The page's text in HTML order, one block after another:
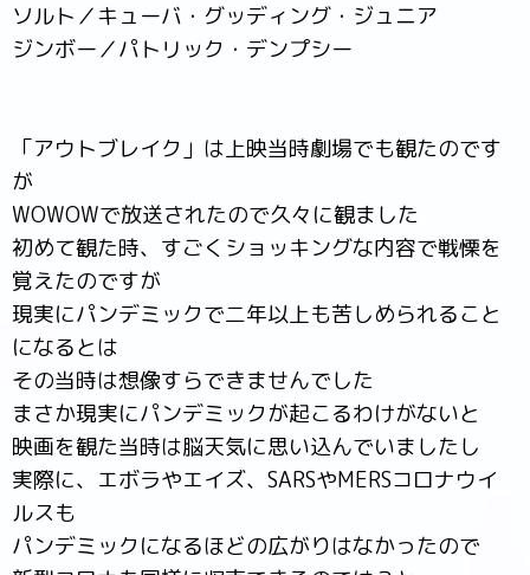
ソルト／キューバ・グッディング・ジュニア
ジンボー／パトリック・デンプシー
「アウトブレイク」は上映当時劇場でも観たのです
が
WOWOWで放送されたので久々に観ました
初めて観た時、すごくショッキングな内容で戦慄を
覚えたのですが
現実にパンデミックで二年以上も苦しめられること
になるとは
その当時は想像すらできませんでした
まさか現実にパンデミックが起こるわけがないと
映画を観た当時は脳天気に思い込んでいましたし
実際に、エボラやエイズ、SARSやMERSコロナウイ
ルスも
パンデミックになるほどの広がりはなかったので